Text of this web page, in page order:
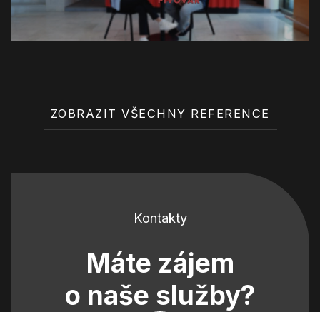
ZOBRAZIT VŠECHNY REFERENCE
Kontakty
Máte zájem
o naše služby?